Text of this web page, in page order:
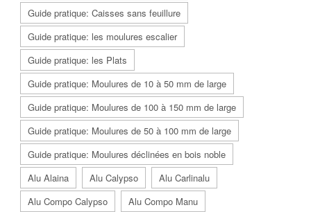
Guide pratique: Caisses sans feuillure
Guide pratique: les moulures escalier
Guide pratique: les Plats
Guide pratique: Moulures de 10 à 50 mm de large
Guide pratique: Moulures de 100 à 150 mm de large
Guide pratique: Moulures de 50 à 100 mm de large
Guide pratique: Moulures déclinées en bois noble
Alu Alaina
Alu Calypso
Alu Carlinalu
Alu Compo Calypso
Alu Compo Manu